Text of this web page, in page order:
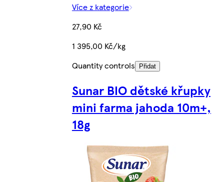
Více z kategorie
27,90 Kč
1 395,00 Kč/kg
Quantity controls
Přidat
Sunar BIO dětské křupky
mini farma jahoda 10m+,
18g